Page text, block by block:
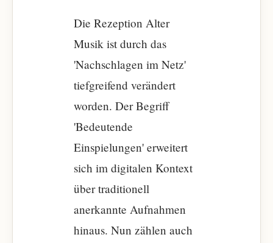
Die Rezeption Alter
Musik ist durch das
'Nachschlagen im Netz'
tiefgreifend verändert
worden. Der Begriff
'Bedeutende
Einspielungen' erweitert
sich im digitalen Kontext
über traditionell
anerkannte Aufnahmen
hinaus. Nun zählen auch